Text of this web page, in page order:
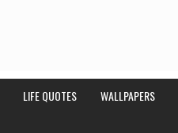
LIFE QUOTES WALLPAPERS